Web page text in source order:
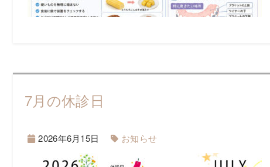
7月の休診日
2026年6月15日
お知らせ